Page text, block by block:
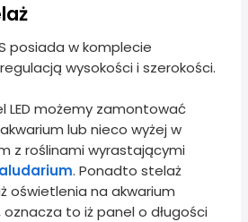
posiada w komplecie
wysokości i szerokości.
LED możemy zamontować
lub nieco wyżej w
z roślinami wyrastającymi
. Ponadto stelaż
oświetlenia na akwarium
oznacza to iż panel o długości